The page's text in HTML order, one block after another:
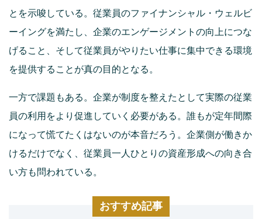
とを示唆している。従業員のファイナンシャル・ウェルビ
ーイングを満たし、企業のエンゲージメントの向上につな
げること、そして従業員がやりたい仕事に集中できる環境
を提供することが真の目的となる。
一方で課題もある。企業が制度を整えたとして実際の従業
員の利用をより促進していく必要がある。誰もが定年間際
になって慌てたくはないのが本音だろう。企業側が働きか
けるだけでなく、従業員一人ひとりの資産形成への向き合
い方も問われている。
おすすめ記事